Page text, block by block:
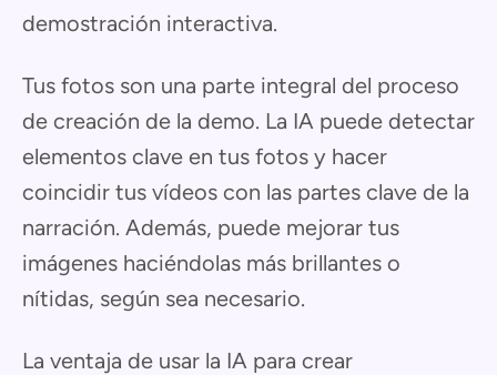
demostración interactiva.
Tus fotos son una parte integral del proceso
de creación de la demo. La IA puede detectar
elementos clave en tus fotos y hacer
coincidir tus vídeos con las partes clave de la
narración. Además, puede mejorar tus
imágenes haciéndolas más brillantes o
nítidas, según sea necesario.
La ventaja de usar la IA para crear